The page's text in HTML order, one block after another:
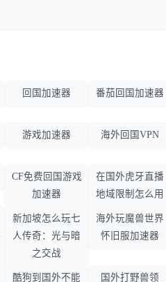
回国加速器 番茄回国加速器
游戏加速器 海外回国VPN
CF免费回国游戏
加速器
在国外虎牙直播
地域限制怎么用
新加坡怎么玩七
人传奇：光与暗
之交战
海外玩魔兽世界
怀旧服加速器
酷狗到国外不能 国外打野兽领